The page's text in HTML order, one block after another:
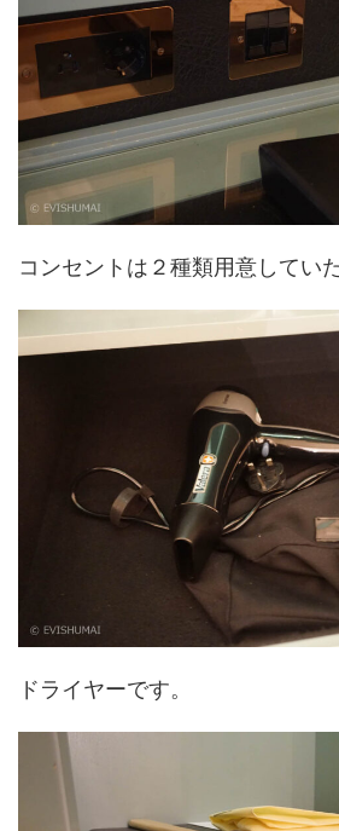
コンセントは２種類用意してい
ドライヤーです。